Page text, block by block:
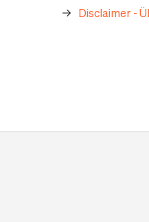
Disclaimer -